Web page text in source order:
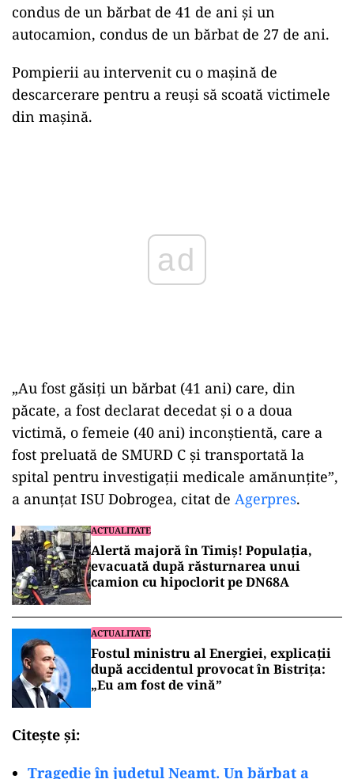
condus de un bărbat de 41 de ani şi un
autocamion, condus de un bărbat de 27 de ani.
Pompierii au intervenit cu o mașină de
descarcerare pentru a reuși să scoată victimele
din mașină.
„Au fost găsiţi un bărbat (41 ani) care, din
păcate, a fost declarat decedat şi o a doua
victimă, o femeie (40 ani) inconştientă, care a
fost preluată de SMURD C şi transportată la
spital pentru investigaţii medicale amănunţite”,
a anunţat ISU Dobrogea, citat de Agerpres.
ACTUALITATE
Alertă majoră în Timiș! Populația,
evacuată după răsturnarea unui
camion cu hipoclorit pe DN68A
ACTUALITATE
Fostul ministru al Energiei, explicații
după accidentul provocat în Bistrița:
„Eu am fost de vină”
Citește și:
Tragedie în județul Neamț. Un bărbat a